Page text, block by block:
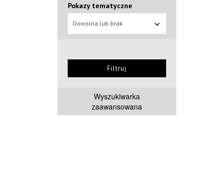
Pokazy tematyczne
Dowolna lub brak
Filtruj
Wyszukiwarka
zaawansowana